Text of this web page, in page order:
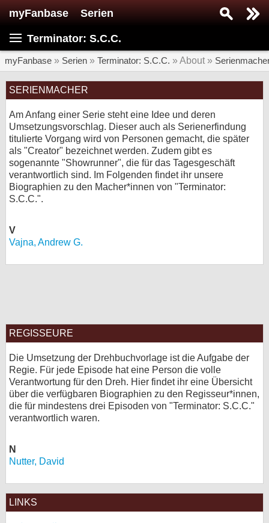
myFanbase Serien
Terminator: S.C.C.
myFanbase » Serien » Terminator: S.C.C. » About »
SERIENMACHER
Am Anfang einer Serie steht eine Idee und deren
Umsetzungsvorschlag. Dieser auch als Serienerfindung
titulierte Vorgang wird von Personen gemacht, die später
als "Creator" bezeichnet werden. Zudem gibt es
sogenannte "Showrunner", die für das Tagesgeschäft
verantwortlich sind. Im Folgenden findet ihr unsere
Biographien zu den Macher*innen von "Terminator:
S.C.C.".
V
Vajna, Andrew G.
REGISSEURE
Die Umsetzung der Drehbuchvorlage ist die Aufgabe der
Regie. Für jede Episode hat eine Person die volle
Verantwortung für den Dreh. Hier findet ihr eine Übersicht
über die verfügbaren Biographien zu den Regisseur*innen,
die für mindestens drei Episoden von "Terminator: S.C.C."
verantwortlich waren.
N
Nutter, David
LINKS
SERIEN
Interviews
Veranstaltungen
KULTUR
Nutzungsbedingungen
Datenschutz